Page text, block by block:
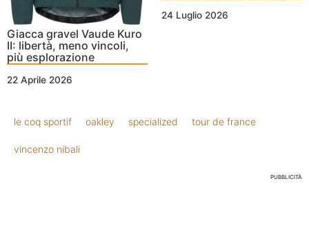
Giacca gravel Vaude Kuro
II: libertà, meno vincoli,
più esplorazione
22 Aprile 2026
24 Luglio 2026
le coq sportif oakley specialized tour de france
vincenzo nibali
PUBBLICITÀ